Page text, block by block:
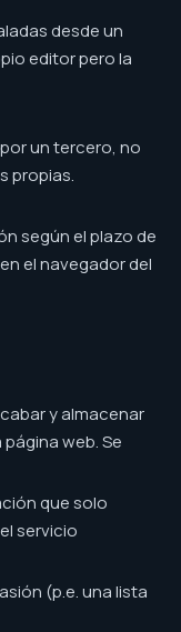
desde un
editor pero la
un tercero, no
propias.
según el plazo de
el navegador del
y almacenar
web. Se
que solo
servicio
(p.e. una lista